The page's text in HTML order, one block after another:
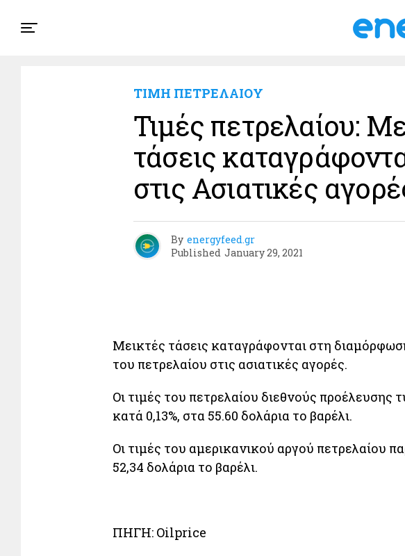
ΤΙΜΗ ΠΕΤΡΕΛΑΙΟΥ
Τιμές πετρελαίου:
τάσεις
στις Ασιατικές
By energyfeed.gr
Published January 29, 2021
Μεικτές τάσεις καταγράφονται στη
του πετρελαίου στις ασιατικές αγορές.
Οι τιμές του πετρελαίου διεθνούς προέλευσης
κατά 0,13%, στα 55.60 δολάρια το βαρέλι.
Οι τιμές του αμερικανικού αργού πετρελαίου
52,34 δολάρια το βαρέλι.
ΠΗΓΗ: Oilprice